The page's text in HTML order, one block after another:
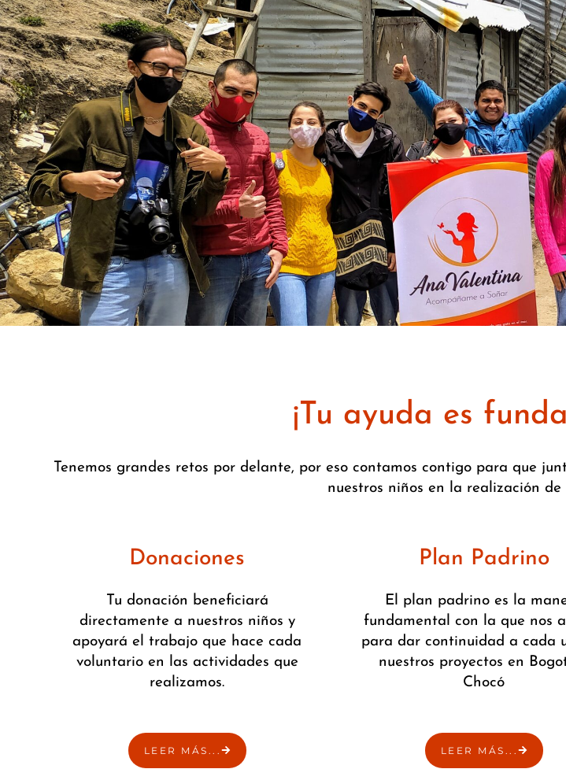
¡Tu ayuda es
Tenemos grandes retos por delante, por eso contamos contigo para que
nuestros niños en la realización de
Donaciones
Tu donación beneficiará
directamente a nuestros niños y
apoyará el trabajo que hace cada
voluntario en las actividades que
realizamos.
LEER MÁS...
Plan Padrino
El plan padrino es la
fundamental con la que nos
para dar continuidad a cada
nuestros proyectos en
Chocó
LEER MÁS...